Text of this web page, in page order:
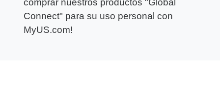
comprar nuestros productos "Global
Connect" para su uso personal con
MyUS.com!